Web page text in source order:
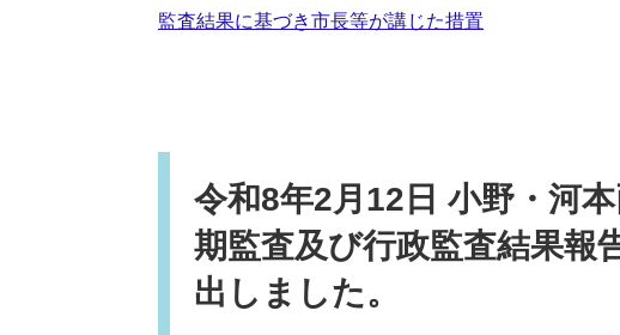
監査結果に基づき市長等が講じた措置
令和8年2月12日 小野・河
期監査及び行政監査結果報
出しました。